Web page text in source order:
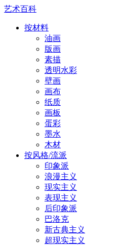
艺术百科
按材料
油画
版画
素描
透明水彩
壁画
画布
纸质
画板
蛋彩
墨水
木材
按风格/流派
印象派
浪漫主义
现实主义
表现主义
后印象派
巴洛克
新古典主义
超现实主义